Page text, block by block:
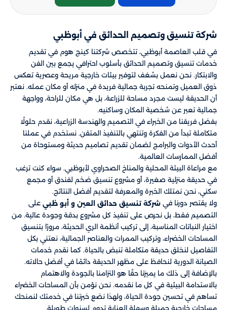
شركة تنسيق وتصميم الحدائق في أبوظبي
في قلب العاصمة أبوظبي، تتخصص شركتنا كينج هوم في تقديم
خدمات تنسيق وتصميم الحدائق بأسلوب احترافي يجمع بين الفن
والابتكار. نحن نعمل بشغف لتوفير بيئات خارجية مريحة وعصرية تعكس
ذوق العميل وتمنحه تجربة جمالية فريدة في منزله أو مكان عمله. نعتبر
أن الحديقة ليست مجرد مساحة للزراعة، بل هي مكان للراحة، وواجهة
جمالية تعبر عن شخصية المكان وساكنيه.
بفضل فريقنا من الخبراء في التصميم والهندسة الزراعية، نقدم حلولًا
متكاملة تبدأ من الفكرة وتنتهي بالتنفيذ المتقن. نستخدم في عملنا
أحدث الأدوات والبرامج لضمان تقديم تصاميم حديثة ومستوحاة من
أفضل الممارسات العالمية.
مع مراعاة البيئة المحلية والمناخ الصحراوي لأبوظبي. سواء كنت ترغب
في حديقة منزلية صغيرة، أو مشروع تنسيق ضخم لفندق أو مجمع
سكني، نحن نمتلك الخبرة والمعرفة لتقديم أفضل النتائج.
ولا يقتصر دورنا في شركة تنسيق حدائق العين و أبو ظبي ​​ على
التصميم فقط، بل نحرص على تنفيذ كل مشروع بدقة وجودة عالية. من
اختيار النباتات المناسبة، إلى تركيب أنظمة الري الحديثة، مرورًا بتنسيق
المساحات الخضراء، وتركيب الممرات والعناصر الجمالية، نعتني بكل
التفاصيل لنخلق حديقة متكاملة تنبض بالحياة. كما نقدم خدمات
الصيانة الدورية لنحافظ على مظهر الحديقة دائمًا في أفضل حالاته.
بالإضافة إلى ذلك ما يميزنا حقًا هو التزامنا بالجودة والاهتمام
بالاستدامة البيئية في كل ما نقدمه. نحن نؤمن بأن المساحات الخضراء
تساهم في تحسين جودة الحياة، ولهذا نضع خبرتنا في خدمتك لنمنحك
مساحات خارجية جميلة وسهلة العناية تدوم لسنوات طويلة.